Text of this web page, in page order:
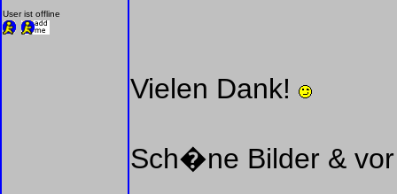
User ist offline
Vielen Dank!
Sch�ne Bilder &